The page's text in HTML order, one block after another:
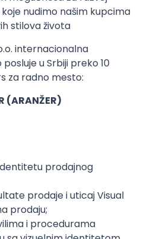
nudimo našim kupcima
stilova života
internacionalna
u Srbiji preko 10
za radno mesto:
(ARANŽER)
prodajnog
prodaje i uticaj Visual
prodaju;
i procedurama